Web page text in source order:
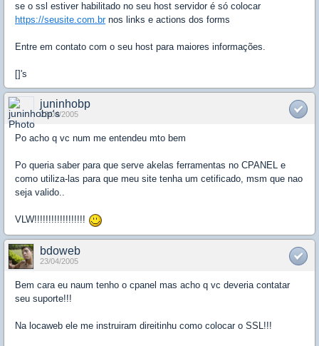
se o ssl estiver habilitado no seu host servidor é só colocar
https://seusite.com.brnos links e actions dos forms
Entre em contato com o seu host para maiores informações.
[]'s
juninhobp
23/04/2005
Po acho q vc num me entendeu mto bem
Po queria saber para que serve akelas ferramentas no CPANEL e
como utiliza-las para que meu site tenha um cetificado, msm que nao
seja valido..
VLW!!!!!!!!!!!!!!!!!!
bdoweb
23/04/2005
Bem cara eu naum tenho o cpanel mas acho q vc deveria contatar
seu suporte!!!
Na locaweb ele me instruiram direitinhu como colocar o SSL!!!